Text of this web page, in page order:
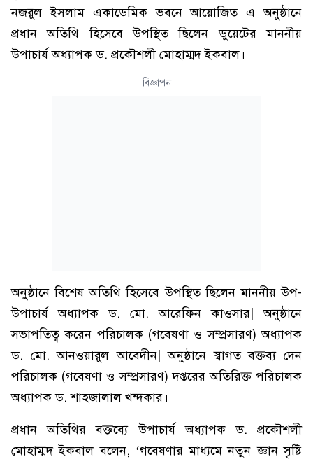
নজরুল ইসলাম একাডেমিক ভবনে আয়োজিত এ অনুষ্ঠানে
প্রধান অতিথি হিসেবে উপস্থিত ছিলেন ডুয়েটের মাননীয়
উপাচার্য অধ্যাপক ড. প্রকৌশলী মোহাম্মদ ইকবাল।
বিজ্ঞাপন
অনুষ্ঠানে বিশেষ অতিথি হিসেবে উপস্থিত ছিলেন মাননীয় উপ-
উপাচার্য অধ্যাপক ড. মো. আরেফিন কাওসার| অনুষ্ঠানে
সভাপতিত্ব করেন পরিচালক (গবেষণা ও সম্প্রসারণ) অধ্যাপক
ড. মো. আনওয়ারুল আবেদীন| অনুষ্ঠানে স্বাগত বক্তব্য দেন
পরিচালক (গবেষণা ও সম্প্রসারণ) দপ্তরের অতিরিক্ত পরিচালক
অধ্যাপক ড. শাহজালাল খন্দকার।
প্রধান অতিথির বক্তব্যে উপাচার্য অধ্যাপক ড. প্রকৌশলী
মোহাম্মদ ইকবাল বলেন, ‘গবেষণার মাধ্যমে নতুন জ্ঞান সৃষ্টি